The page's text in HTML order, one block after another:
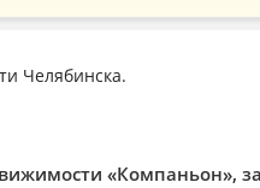
Челябинска.
«Компаньон»,